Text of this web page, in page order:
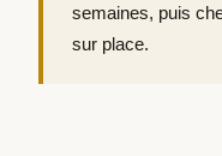
semaines, puis
sur place.